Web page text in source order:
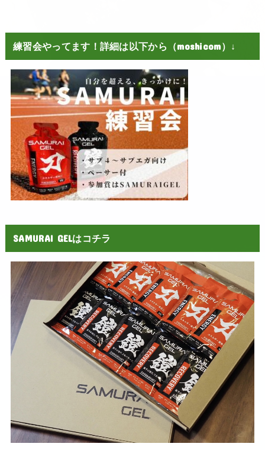
練習会やってます！詳細は以下から（moshicom）↓
SAMURAI GELはコチラ